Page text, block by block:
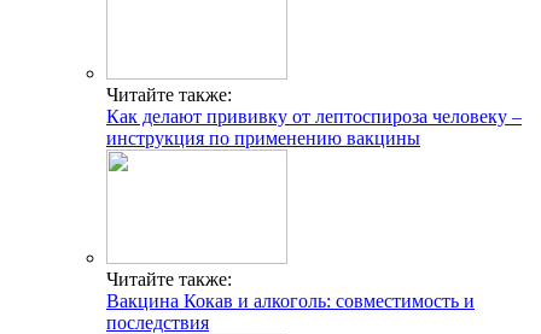
Читайте также:
Как делают прививку от лептоспироза человеку –
инструкция по применению вакцины
Читайте также:
Вакцина Кокав и алкоголь: совместимость и
последствия